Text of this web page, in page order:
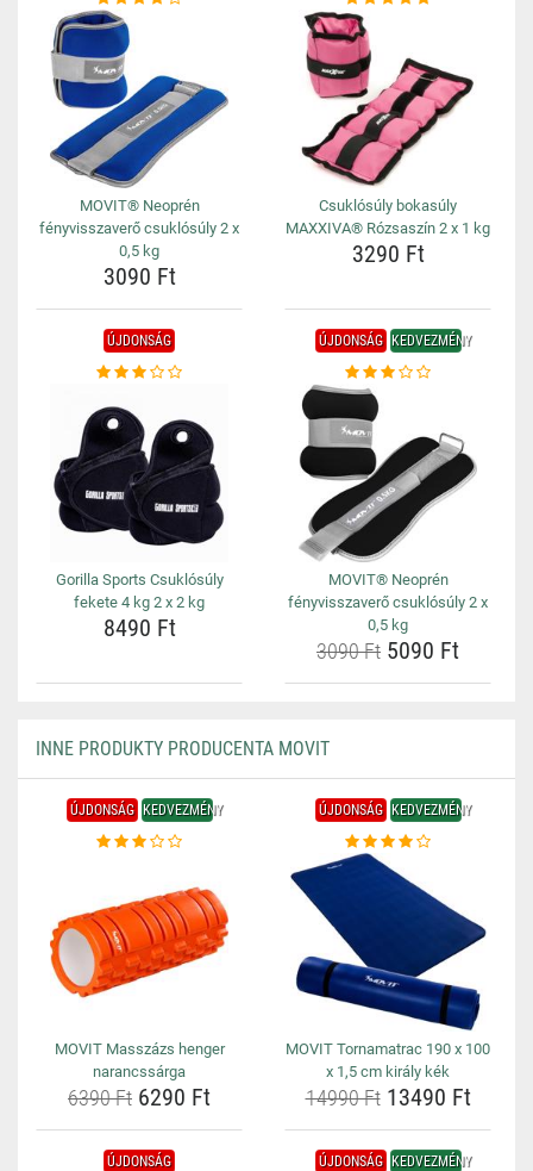
MOVIT® Neoprén
fényvisszaverő csuklósúly 2 x
0,5 kg
3090 Ft
Csuklósúly bokasúly
MAXXIVA® Rózsaszín 2 x 1 kg
3290 Ft
ÚJDONSÁG
Gorilla Sports Csuklósúly
fekete 4 kg 2 x 2 kg
8490 Ft
ÚJDONSÁG KEDVEZMÉNY
MOVIT® Neoprén
fényvisszaverő csuklósúly 2 x
0,5 kg
3090 Ft 5090 Ft
INNE PRODUKTY PRODUCENTA MOVIT
ÚJDONSÁG KEDVEZMÉNY
MOVIT Masszázs henger
narancssárga
6390 Ft 6290 Ft
ÚJDONSÁG KEDVEZMÉNY
MOVIT Tornamatrac 190 x 100
x 1,5 cm király kék
14990 Ft13490 Ft
ÚJDONSÁG ÚJDONSÁG KEDVEZMÉNY